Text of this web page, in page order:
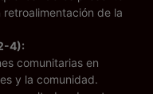
de la
4):
comunitarias en
y la comunidad.